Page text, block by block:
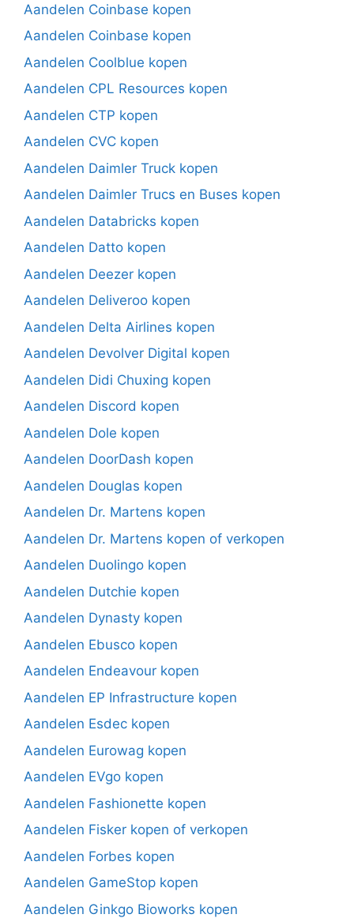
Aandelen Coinbase kopen
Aandelen Coinbase kopen
Aandelen Coolblue kopen
Aandelen CPL Resources kopen
Aandelen CTP kopen
Aandelen CVC kopen
Aandelen Daimler Truck kopen
Aandelen Daimler Trucs en Buses kopen
Aandelen Databricks kopen
Aandelen Datto kopen
Aandelen Deezer kopen
Aandelen Deliveroo kopen
Aandelen Delta Airlines kopen
Aandelen Devolver Digital kopen
Aandelen Didi Chuxing kopen
Aandelen Discord kopen
Aandelen Dole kopen
Aandelen DoorDash kopen
Aandelen Douglas kopen
Aandelen Dr. Martens kopen
Aandelen Dr. Martens kopen of verkopen
Aandelen Duolingo kopen
Aandelen Dutchie kopen
Aandelen Dynasty kopen
Aandelen Ebusco kopen
Aandelen Endeavour kopen
Aandelen EP Infrastructure kopen
Aandelen Esdec kopen
Aandelen Eurowag kopen
Aandelen EVgo kopen
Aandelen Fashionette kopen
Aandelen Fisker kopen of verkopen
Aandelen Forbes kopen
Aandelen GameStop kopen
Aandelen Ginkgo Bioworks kopen